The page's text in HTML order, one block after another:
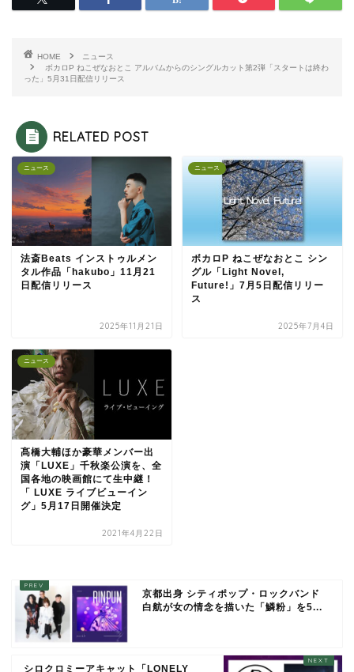
HOME
ニュース
ボカロP ねこぜなおとこ アルバムからのシングルカット第2弾「スタートは終わ
った」5月31日配信リリース
RELATED POST
ニュース
法斎Beats インストゥルメン
タル作品「hakubo」11月21
日配信リリース
2025年11月21日
ニュース
ボカロP ねこぜなおとこ シン
グル「Light Novel,
Future!」7月5日配信リリー
ス
2025年7月4日
ニュース
髙橋大輔ほか豪華メンバー出
演「LUXE」千秋楽公演を、全
国各地の映画館にて生中継！
「 LUXE ライブビューイン
グ」5月17日開催決定
2021年4月22日
京都出身 シティポップ・ロックバンド
白航が女の情念を描いた「鱗粉」を5...
シロクロミーアキャット「LONELY